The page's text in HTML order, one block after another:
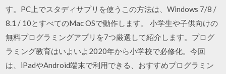
す。PC上でスタディサプリを使うこの方法は、Windows 7/8 /
8.1 / 10とすべてのMac OSで動作します。 小学生や子供向けの
無料プログラミングアプリを7つ厳選して紹介します。プログ
ラミング教育はいよいよ2020年から小学校で必修化。今回
は、iPadやAndroid端末で利用できる、おすすめプログラミン